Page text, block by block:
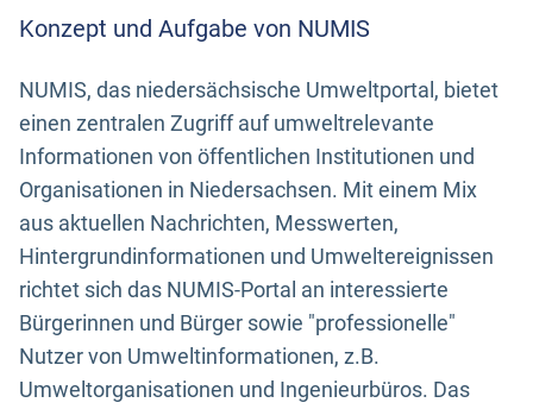
Konzept und Aufgabe von NUMIS
NUMIS, das niedersächsische Umweltportal, bietet
einen zentralen Zugriff auf umweltrelevante
Informationen von öffentlichen Institutionen und
Organisationen in Niedersachsen. Mit einem Mix
aus aktuellen Nachrichten, Messwerten,
Hintergrundinformationen und Umweltereignissen
richtet sich das NUMIS-Portal an interessierte
Bürgerinnen und Bürger sowie "professionelle"
Nutzer von Umweltinformationen, z.B.
Umweltorganisationen und Ingenieurbüros. Das